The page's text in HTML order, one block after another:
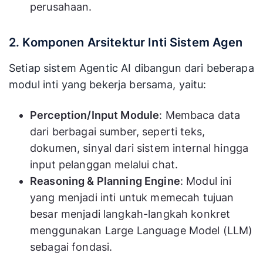
perusahaan.
2. Komponen Arsitektur Inti Sistem Agen
Setiap sistem Agentic AI dibangun dari beberapa
modul inti yang bekerja bersama, yaitu:
Perception/Input Module: Membaca data
dari berbagai sumber, seperti teks,
dokumen, sinyal dari sistem internal hingga
input pelanggan melalui chat.
Reasoning & Planning Engine: Modul ini
yang menjadi inti untuk memecah tujuan
besar menjadi langkah-langkah konkret
menggunakan Large Language Model (LLM)
sebagai fondasi.